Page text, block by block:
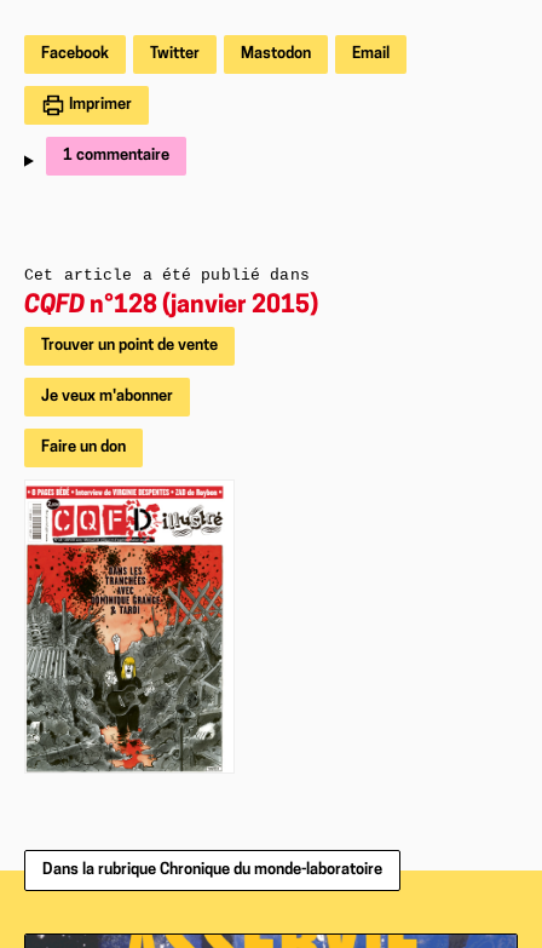
Facebook Twitter Mastodon Email
Imprimer
1 commentaire
Cet article a été publié dans
CQFD n°128 (janvier 2015)
Trouver un point de vente
Je veux m'abonner
Faire un don
Dans la rubrique Chronique du monde-laboratoire